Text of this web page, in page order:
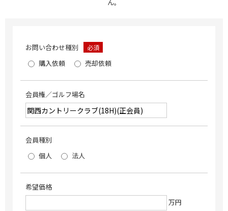
ん。
お問い合わせ種別 必須
購入依頼 売却依頼
会員権／ゴルフ場名
会員種別
個人
法人
希望価格
万円